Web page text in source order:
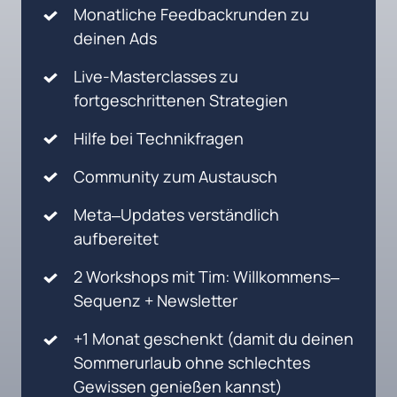
Monatliche Feedbackrunden
deinen Ads
Live-Masterclasses zu
fortgeschrittenen Strategien
Hilfe bei Technikfragen
Community zum Austausch
Meta‒Updates
aufbereitet
2 Workshops mit Tim: Willkommens‒
Sequenz + Newsletter
+1 Monat geschenkt (damit du
Sommerurlaub ohne
Gewissen genießen kannst)